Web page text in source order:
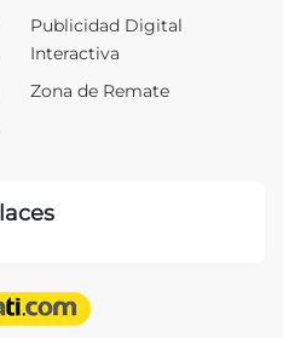
Publicidad Digital
Interactiva
Zona de Remate